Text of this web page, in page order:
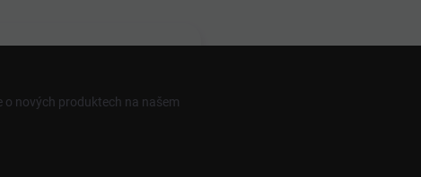
o nových produktech na našem